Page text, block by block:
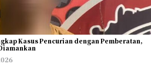
Kasus Pencurian dengan Pemberatan,